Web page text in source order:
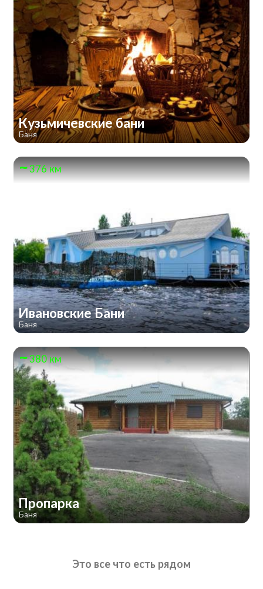
Кузьмичевские бани
Баня
376 км
Ивановские Бани
Баня
380 км
Пропарка
Баня
Это все что есть рядом